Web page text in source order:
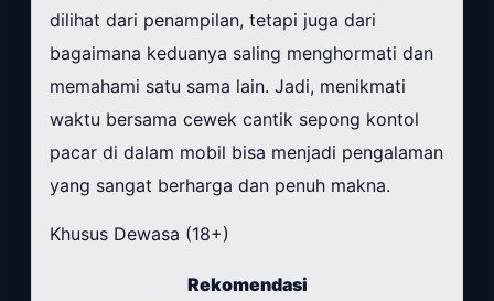
dilihat dari penampilan, tetapi juga dari
bagaimana keduanya saling menghormati dan
memahami satu sama lain. Jadi, menikmati
waktu bersama cewek cantik sepong kontol
pacar di dalam mobil bisa menjadi pengalaman
yang sangat berharga dan penuh makna.
Khusus Dewasa (18+)
Rekomendasi